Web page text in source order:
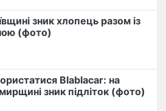
зник хлопець разом із
(фото)
Blablacar: на
зник підліток (фото)